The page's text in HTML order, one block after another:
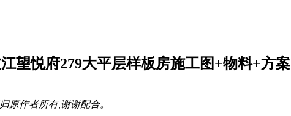
望悦府279大平层样板房施工图+物料+方案
原作者所有,谢谢配合。